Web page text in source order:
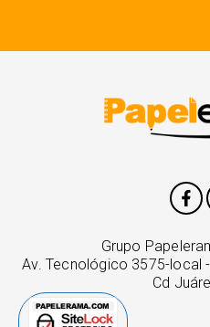
Grupo
Av. Tecnológico 3575-local
Cd